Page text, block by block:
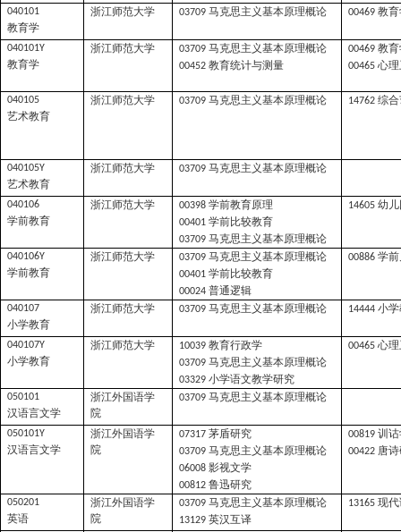
040101
教育学
浙江师范大学 03709马克思主义基本原理概论 00469教
040101Y
教育学
浙江师范大学 03709马克思主义基本原理概论
00452教育统计与测量
00469教
00465心
040105
艺术教育
浙江师范大学 03709马克思主义基本原理概论 14762综
040105Y
艺术教育
浙江师范大学 03709马克思主义基本原理概论
040106
学前教育
浙江师范大学 00398学前教育原理
00401学前比较教育
03709马克思主义基本原理概论
14605幼
040106Y
学前教育
浙江师范大学 03709马克思主义基本原理概论
00401学前比较教育
00024普通逻辑
00886学
040107
小学教育
浙江师范大学 03709马克思主义基本原理概论 14444小
040107Y
小学教育
浙江师范大学 10039教育行政学
03709马克思主义基本原理概论
03329小学语文教学研究
00465心
050101
汉语言文学
浙江外国语学
院
03709马克思主义基本原理概论
050101Y
汉语言文学
浙江外国语学
院
07317茅盾研究
03709马克思主义基本原理概论
06008影视文学
00812鲁迅研究
00819训
00422 唐
050201
英语
浙江外国语学
院
03709马克思主义基本原理概论
13129英汉互译
13165现